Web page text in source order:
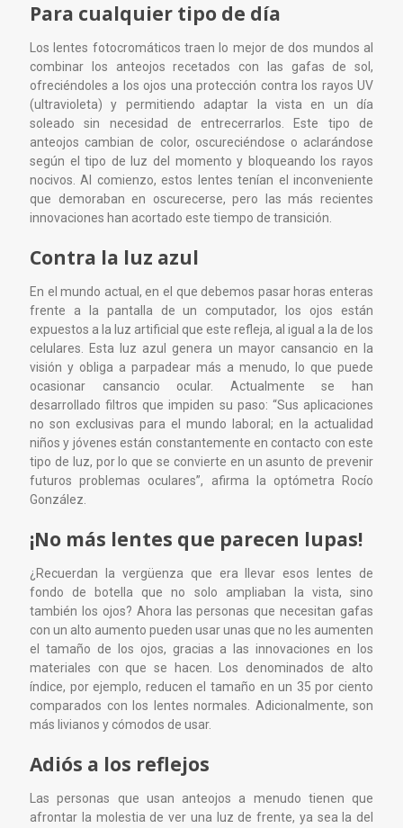
Para cualquier tipo de día
Los lentes fotocromáticos traen lo mejor de dos mundos al
combinar los anteojos recetados con las gafas de sol,
ofreciéndoles a los ojos una protección contra los rayos UV
(ultravioleta) y permitiendo adaptar la vista en un día
soleado sin necesidad de entrecerrarlos. Este tipo de
anteojos cambian de color, oscureciéndose o aclarándose
según el tipo de luz del momento y bloqueando los rayos
nocivos. Al comienzo, estos lentes tenían el inconveniente
que demoraban en oscurecerse, pero las más recientes
innovaciones han acortado este tiempo de transición.
Contra la luz azul
En el mundo actual, en el que debemos pasar horas enteras
frente a la pantalla de un computador, los ojos están
expuestos a la luz artificial que este refleja, al igual a la de los
celulares. Esta luz azul genera un mayor cansancio en la
visión y obliga a parpadear más a menudo, lo que puede
ocasionar cansancio ocular. Actualmente se han
desarrollado filtros que impiden su paso: “Sus aplicaciones
no son exclusivas para el mundo laboral; en la actualidad
niños y jóvenes están constantemente en contacto con este
tipo de luz, por lo que se convierte en un asunto de prevenir
futuros problemas oculares”, afirma la optómetra Rocío
González.
¡No más lentes que parecen lupas!
¿Recuerdan la vergüenza que era llevar esos lentes de
fondo de botella que no solo ampliaban la vista, sino
también los ojos? Ahora las personas que necesitan gafas
con un alto aumento pueden usar unas que no les aumenten
el tamaño de los ojos, gracias a las innovaciones en los
materiales con que se hacen. Los denominados de alto
índice, por ejemplo, reducen el tamaño en un 35 por ciento
comparados con los lentes normales. Adicionalmente, son
más livianos y cómodos de usar.
Adiós a los reflejos
Las personas que usan anteojos a menudo tienen que
afrontar la molestia de ver una luz de frente, ya sea la del